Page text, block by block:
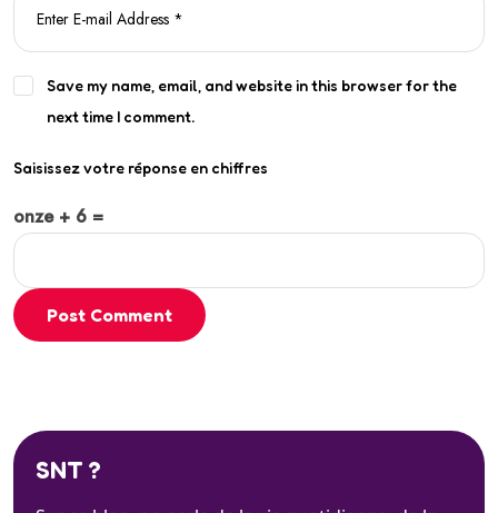
Save my name, email, and website in this browser for the
next time I comment.
Saisissez votre réponse en chiffres
onze + 6 =
Post Comment
SNT ?